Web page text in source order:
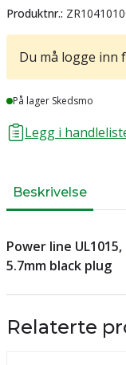
Produktnr.:
Du må logge inn
Lager
På lager Skedsmo
Legg i
Beskrivelse
Power line
5.7mm black plug
Relaterte